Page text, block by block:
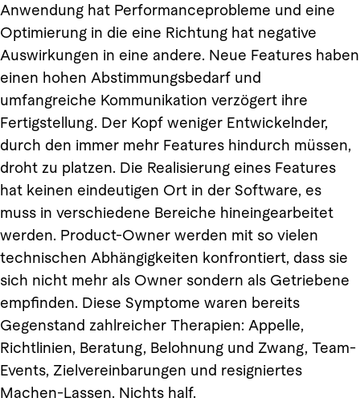
Anwendung hat Performanceprobleme und eine
Optimierung in die eine Richtung hat negative
Auswirkungen in eine andere. Neue Features haben
einen hohen Abstimmungsbedarf und
umfangreiche Kommunikation verzögert ihre
Fertigstellung. Der Kopf weniger Entwickelnder,
durch den immer mehr Features hindurch müssen,
droht zu platzen. Die Realisierung eines Features
hat keinen eindeutigen Ort in der Software, es
muss in verschiedene Bereiche hineingearbeitet
werden. Product-Owner werden mit so vielen
technischen Abhängigkeiten konfrontiert, dass sie
sich nicht mehr als Owner sondern als Getriebene
empfinden. Diese Symptome waren bereits
Gegenstand zahlreicher Therapien: Appelle,
Richtlinien, Beratung, Belohnung und Zwang, Team-
Events, Zielvereinbarungen und resigniertes
Machen-Lassen. Nichts half.